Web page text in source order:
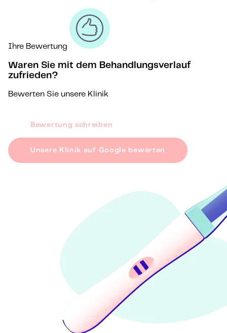
Ihre Bewertung
Waren Sie mit dem Behandlungsverlauf
zufrieden?
Bewerten Sie unsere Klinik
Bewertung schreiben
Unsere Klinik auf Google bewerten